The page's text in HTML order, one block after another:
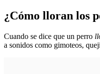
¿Cómo lloran los
Cuando se dice que un perro
a sonidos como gimoteos,